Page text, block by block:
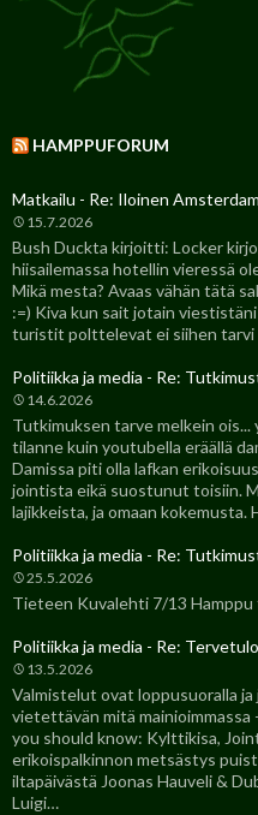
HAMPPUFORUM
Matkailu - Re: Iloinen Amsterdam
15.7.2026
Bush Duckta kirjoitti: Locker
hiisailemassa hotellin vieressä
Mikä mesta? Avaas vähän tätä
:=) Kiva kun sait jotain
turistit polttelevat ei siihen tarvi
Politiikka ja media - Re:
14.6.2026
Tutkimuksen tarve melkein ois...
tilanne kuin youtubella eräällä
Damissa piti olla lafkan
jointista eikä suostunut toisiin.
lajikkeista, ja omaan kokemusta.
Politiikka ja media - Re:
25.5.2026
Tieteen Kuvalehti 7/13 Hamppu
Politiikka ja media - Re:
13.5.2026
Valmistelut ovat loppusuoralla ja
vietettävän mitä
you should know: Kylttikisa,
erikoispalkinnon metsästys
iltapäivästä Joonas Hauveli &
Luigi…